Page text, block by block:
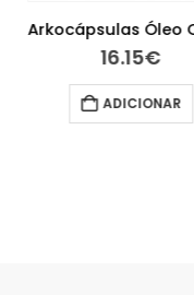
16.15€
ADICIONAR